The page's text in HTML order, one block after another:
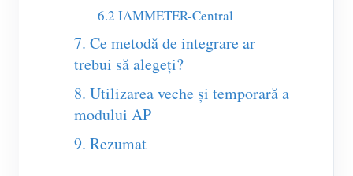
Blog
App Store
Explorare site
6.2 IAMMETER-Central
7. Ce metodă de integrare ar
trebui să alegeți?
8. Utilizarea veche și temporară a
modului AP
9. Rezumat